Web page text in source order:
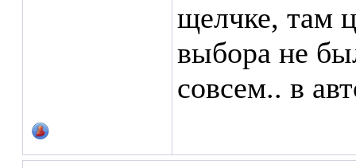
щелчке, там
выбора не
совсем.. в